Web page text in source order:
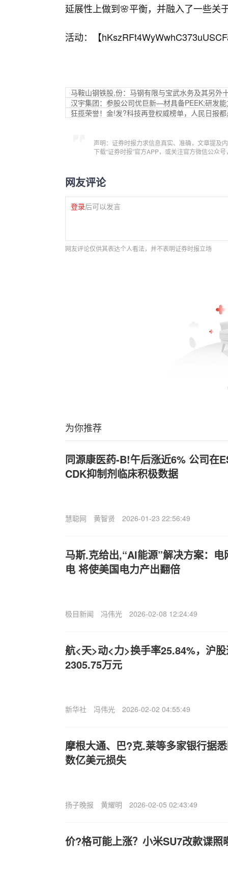
延展性上做到🌸平衡，并融入了一些关
活动：【
马鞍山钢铁股,份：马钢有限与宝武水务及其另外
汉宇集团：参股公司优巨新—材具备PEEK;研发
狂揽荣誉！金!发?科技再登权威榜单，人民日报
声明：证券时报力求信息真实、准确，文章提及
下载“证券时报”官方APP，或关注官方微信公众
网友评论
登录后可以发言
网友评论仅供其表达个人看法，并不表明证券时报立场
为你推荐
同源康医药-B!午后涨近6% 公司在
CDK抑制剂临床积极数据
慧聪网 黄智贤 2026-01-23 22:56:49
马斯.克给出,“AI能源”解决方案：
电 将使美国电力产出翻倍
极目新闻 冯伟光 2026-02-08 12:24:49
航<天>动<力>换手率25.84%，沪
2305.75万元
新华社 冯伟光 2026-02-02 04:55:49
摩根大通、巴?克.莱等多家银行据
数亿美元损失
扬子晚报 黄耀明 2026-02-05 02:43:49
价?格可能上涨？小米SU7改款谍照